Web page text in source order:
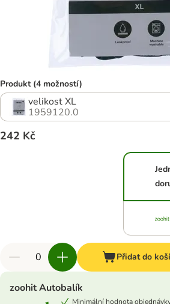
Produkt (4 možností)
velikost XL
1959120.0
242 Kč
Přidat do
zoohit Autobalík
Minimální hodnota